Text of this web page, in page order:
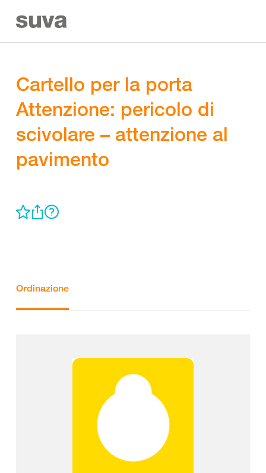
Cartello per la porta
Attenzione: pericolo di
scivolare – attenzione al
pavimento
Ordinazione